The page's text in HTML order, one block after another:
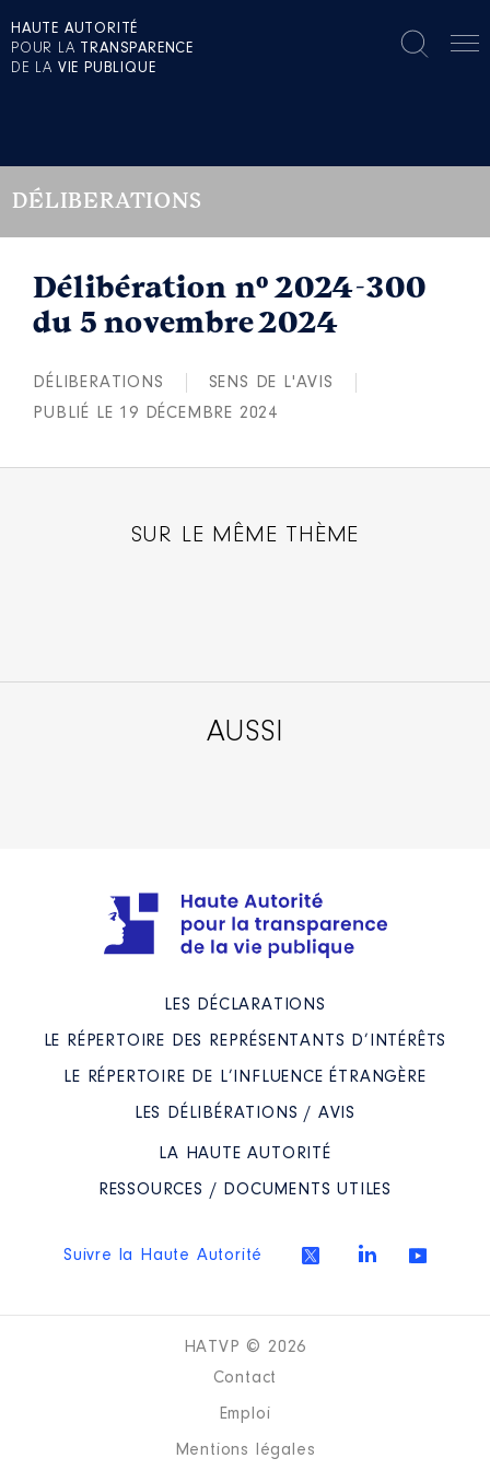
HAUTE AUTORITÉ
POUR LA TRANSPARENCE
DE LA VIE PUBLIQUE
DÉLIBERATIONS
Délibération n° 2024-300
du 5 novembre 2024
DÉLIBERATIONS
SENS DE L'AVIS
PUBLIÉ LE 19 DÉCEMBRE 2024
SUR LE MÊME THÈME
AUSSI
LES DÉCLARATIONS
LE RÉPERTOIRE DES REPRÉSENTANTS D’INTÉRÊTS
LE RÉPERTOIRE DE L’INFLUENCE ÉTRANGÈRE
LES DÉLIBÉRATIONS / AVIS
LA HAUTE AUTORITÉ
RESSOURCES / DOCUMENTS UTILES
Suivre la Haute Autorité
HATVP © 2026
Contact
Emploi
Mentions légales